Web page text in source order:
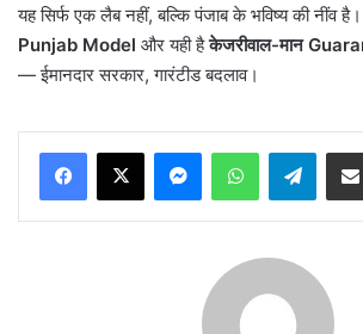
यह सिर्फ एक लैब नहीं, बल्कि पंजाब के भविष्य की नींव
Punjab Model और यही हैकेजरीवाल-मान
— ईमानदार सरकार, गारंटीड बदलाव।
MessengerWhatsApp